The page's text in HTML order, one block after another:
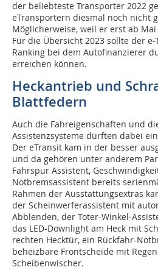
der beliebteste Transporter 2022
eTransportern diesmal noch nicht
Möglicherweise, weil er erst ab
Für die Übersicht 2023 sollte der
Ranking bei dem Autofinanzierer
erreichen können.
Heckantrieb und
Blattfedern
Auch die Fahreigenschaften und
Assistenzsysteme dürften dabei
Der eTransit kam in der besser
und da gehören unter anderem
Fahrspur Assistent,
Notbrems­assistent bereits
Rahmen der Ausstattungsextras
der Scheinwerferassistent mit
Abblenden, der Toter-Winkel-
das LED-Downlight am Heck mit
rechten Hecktür, ein Rückfahr-
beheizbare Frontscheide mit
Scheibenwischer.